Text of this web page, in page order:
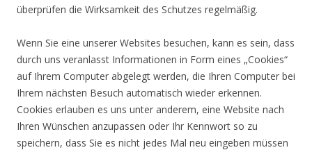
überprüfen die Wirksamkeit des Schutzes regelmäßig.
Wenn Sie eine unserer Websites besuchen, kann es sein, dass
durch uns veranlasst Informationen in Form eines „Cookies“
auf Ihrem Computer abgelegt werden, die Ihren Computer bei
Ihrem nächsten Besuch automatisch wieder erkennen.
Cookies erlauben es uns unter anderem, eine Website nach
Ihren Wünschen anzupassen oder Ihr Kennwort so zu
speichern, dass Sie es nicht jedes Mal neu eingeben müssen